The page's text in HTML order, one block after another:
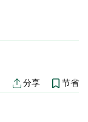
分享 节省